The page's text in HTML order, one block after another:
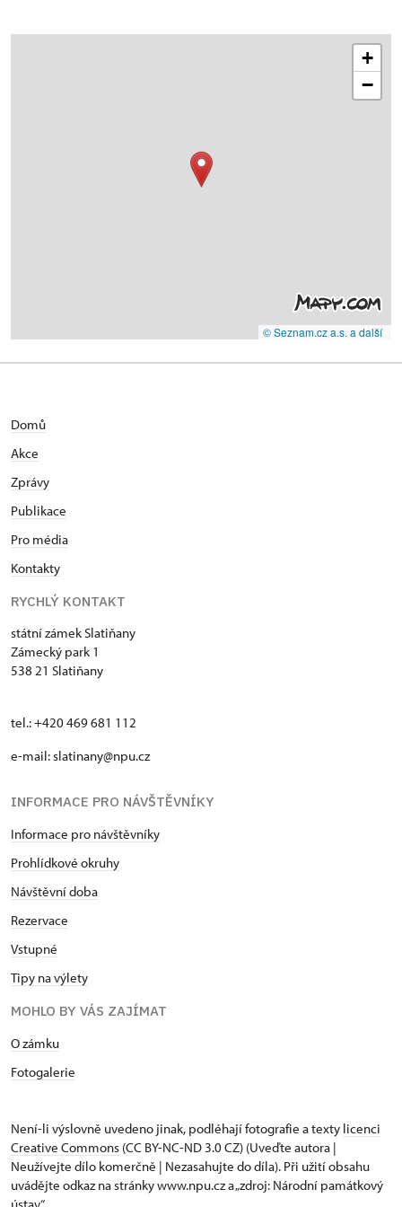
+
−
© Seznam.cz a.s. a další
Domů
Akce
Zprávy
Publikace
Pro média
Kontakty
RYCHLÝ KONTAKT
státní zámek Slatiňany
Zámecký park 1
538 21 Slatiňany
tel.: +420 469 681 112
e-mail: slatinany@npu.cz
INFORMACE PRO NÁVŠTĚVNÍKY
Informace pro návštěvníky
Prohlídkové okruhy
Návštěvní doba
Rezervace
Vstupné
Tipy na výlety
MOHLO BY VÁS ZAJÍMAT
O zámku
Fotogalerie
Není-li výslovně uvedeno jinak, podléhají fotografie a texty licenci
Creative Commons (CC BY-NC-ND 3.0 CZ) (Uveďte autora |
Neužívejte dílo komerčně | Nezasahujte do díla). Při užití obsahu
uvádějte odkaz na stránky www.npu.cz a „zdroj: Národní památkový